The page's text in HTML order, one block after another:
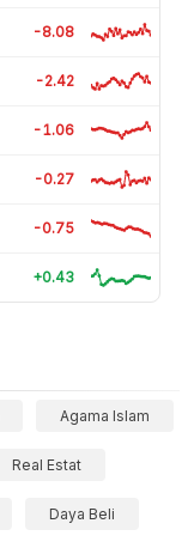
-8.08
-2.42
-1.06
-0.27
-0.75
+0.43
Agama Islam
Real Estat
Daya Beli